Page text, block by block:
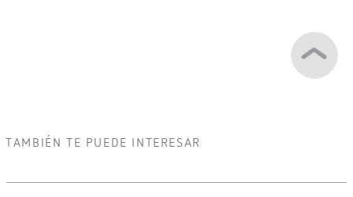
TAMBIÉN TE PUEDE INTERESAR